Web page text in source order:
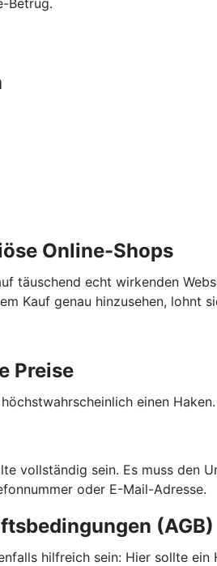
Online-Shops
täuschend echt wirkenden
Kauf genau hinzusehen, lohnt
Preise
einen
vollständig sein. Es muss den
oder E-Mail-Adresse.
(AGB)
hilfreich sein: Hier sollte